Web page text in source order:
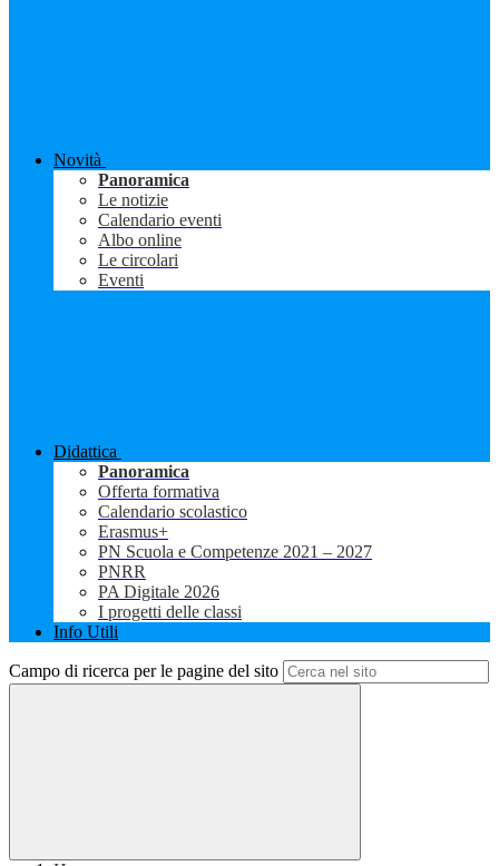
Novità
Panoramica
Le notizie
Calendario eventi
Albo online
Le circolari
Eventi
Didattica
Panoramica
Offerta formativa
Calendario scolastico
Erasmus+
PN Scuola e Competenze 2021 – 2027
PNRR
PA Digitale 2026
I progetti delle classi
Info Utili
Campo di ricerca per le pagine del sito